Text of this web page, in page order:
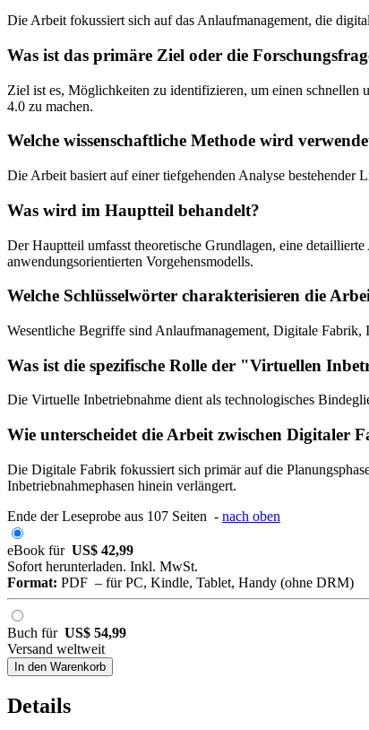
Die Arbeit fokussiert sich auf das Anlaufmanagement, die
Was ist das primäre Ziel oder die
Ziel ist es, Möglichkeiten zu identifizieren, um einen schnellen
4.0 zu machen.
Welche wissenschaftliche Methode wird
Die Arbeit basiert auf einer tiefgehenden Analyse
Was wird im Hauptteil behandelt?
Der Hauptteil umfasst theoretische Grundlagen, eine
anwendungsorientierten Vorgehensmodells.
Welche Schlüsselwörter charakterisieren die
Wesentliche Begriffe sind Anlaufmanagement, Digitale
Was ist die spezifische Rolle der "Virtuellen
Die Virtuelle Inbetriebnahme dient als technologisches
Wie unterscheidet die Arbeit zwischen Digitaler
Die Digitale Fabrik fokussiert sich primär auf die
Inbetriebnahmephasen hinein verlängert.
Ende der Leseprobe aus 107 Seiten - nach oben
eBook für US$ 42,99
Sofort herunterladen. Inkl. MwSt.
Format: PDF – für PC, Kindle, Tablet, Handy (ohne DRM)
Buch für US$ 54,99
Versand weltweit
In den Warenkorb
Details